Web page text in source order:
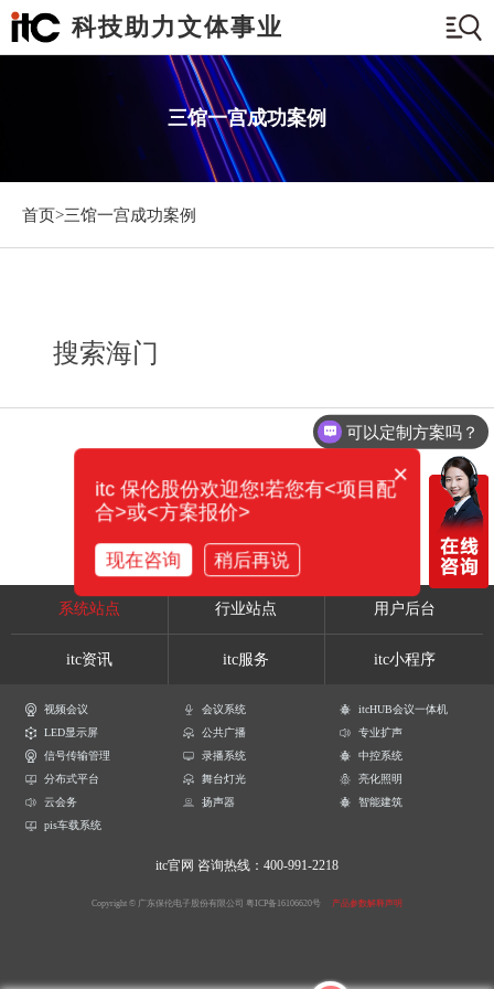
科技助力文体事业
三馆一宫成功案例
首页>三馆一宫成功案例
搜索海门
系统站点 行业站点 用户后台
itc资讯 itc服务 itc小程序
视频会议 会议系统
itcHUB会议一体机
LED显示屏
公共广播
专业扩声
信号传输管理
录播系统
中控系统
分布式平台
舞台灯光
亮化照明
云会务
扬声器
智能建筑
pis车载系统
itc官网 咨询热线：400-991-2218
Copyright © 广东保伦电子股份有限公司 粤ICP备16106620号 产品参数解释声明
可以定制方案吗？
×
itc 保伦股份欢迎您!若您有<项目配
合>或<方案报价>
现在咨询 稍后再说